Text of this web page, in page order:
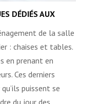
DÉDIÉS AUX
de la salle
: chaises et tables.
en prenant en
Ces derniers
puissent se